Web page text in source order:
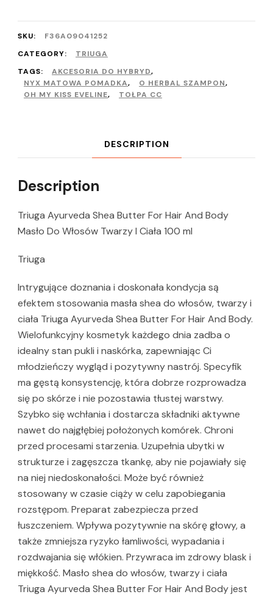
SKU:
F36A09041252
CATEGORY:
TRIUGA
TAGS:
AKCESORIA DO HYBRYD,
NYX MATOWA POMADKA, O HERBAL SZAMPON,
OH MY KISS EVELINE, TOŁPA CC
DESCRIPTION
Description
Triuga Ayurveda Shea Butter For Hair And Body
Masło Do Włosów Twarzy I Ciała 100 ml
Triuga
Intrygujące doznania i doskonała kondycja są
efektem stosowania masła shea do włosów, twarzy i
ciała Triuga Ayurveda Shea Butter For Hair And Body.
Wielofunkcyjny kosmetyk każdego dnia zadba o
idealny stan pukli i naskórka, zapewniając Ci
młodzieńczy wygląd i pozytywny nastrój. Specyfik
ma gęstą konsystencję, która dobrze rozprowadza
się po skórze i nie pozostawia tłustej warstwy.
Szybko się wchłania i dostarcza składniki aktywne
nawet do najgłębiej położonych komórek. Chroni
przed procesami starzenia. Uzupełnia ubytki w
strukturze i zagęszcza tkankę, aby nie pojawiały się
na niej niedoskonałości. Może być również
stosowany w czasie ciąży w celu zapobiegania
rozstępom. Preparat zabezpiecza przed
łuszczeniem. Wpływa pozytywnie na skórę głowy, a
także zmniejsza ryzyko łamliwości, wypadania i
rozdwajania się włókien. Przywraca im zdrowy blask i
miękkość. Masło shea do włosów, twarzy i ciała
Triuga Ayurveda Shea Butter For Hair And Body jest